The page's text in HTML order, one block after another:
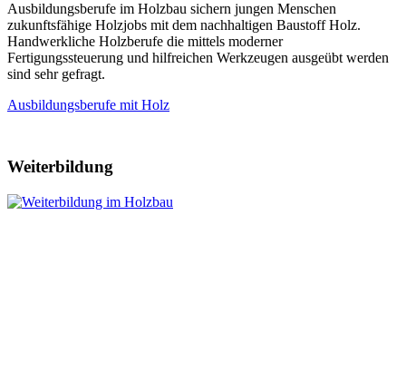
Ausbildungsberufe im Holzbau sichern jungen Menschen
zukunftsfähige Holzjobs mit dem nachhaltigen Baustoff Holz.
Handwerkliche Holzberufe die mittels moderner
Fertigungssteuerung und hilfreichen Werkzeugen ausgeübt werden
sind sehr gefragt.
Ausbildungsberufe mit Holz
Weiterbildung